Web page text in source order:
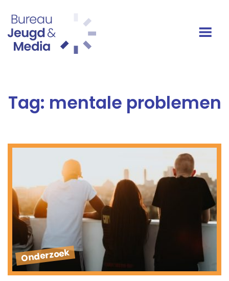
Hoofdnavigatie
Tag: mentale problemen
Onderzoek